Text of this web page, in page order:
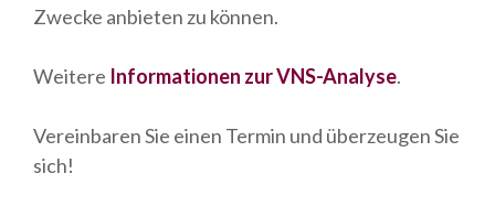
Zwecke anbieten zu können.
Weitere Informationen zur VNS-Analyse.
Vereinbaren Sie einen Termin und überzeugen Sie
sich!